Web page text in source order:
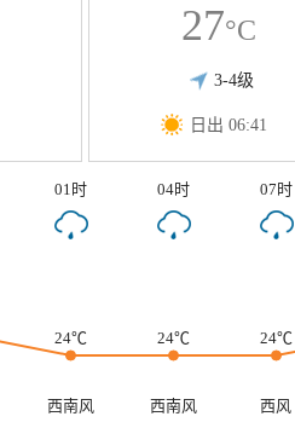
27°C
3-4级
日出 06:41
01时 04时 07时
24℃
24℃ 24℃
西南风 西南风
西风